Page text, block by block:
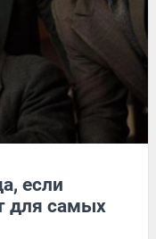
если
для самых